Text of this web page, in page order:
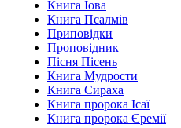
Книга Іова
Книга Псалмів
Приповідки
Проповідник
Пісня Пісень
Книга Мудрости
Книга Сираха
Книга пророка Ісаї
Книга пророка Єремії